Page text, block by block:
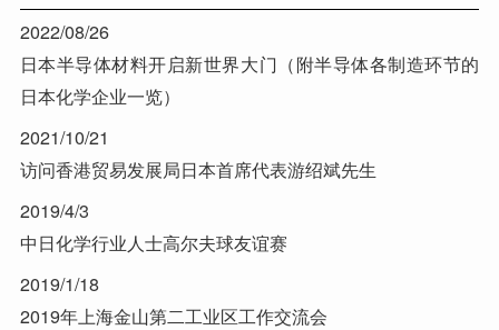
2022/08/26
日本半导体材料开启新世界大门（附半导体各制造环节的
日本化学企业一览）
2021/10/21
访问香港贸易发展局日本首席代表游绍斌先生
2019/4/3
中日化学行业人士高尔夫球友谊赛
2019/1/18
2019年上海金山第二工业区工作交流会